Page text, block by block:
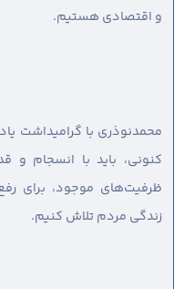
و اقتصادی هستیم.
محمدنوذری با گرامیداشت
کنونی، باید با انسجام و
ظرفیت‌های موجود، برای
زندگی مردم تلاش کنیم.